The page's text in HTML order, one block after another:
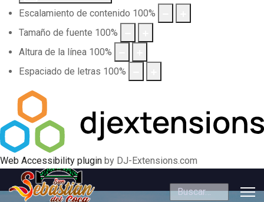
Escalamiento de contenido 100%
Tamaño de fuente 100%
Altura de la línea 100%
Espaciado de letras 100%
Web Accessibility plugin by DJ-Extensions.com
Buscar